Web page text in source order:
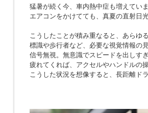
猛暑が続く今、車内熱中症も増えていま
エアコンをかけてても、真夏の直射日
こうしたことが積み重なると、あらゆ
標識や歩行者など、必要な視覚情報の
信号無視。無意識でスピードを出しす
疲れてくれば、アクセルやハンドルの
こうした状況を想像すると、長距離ド